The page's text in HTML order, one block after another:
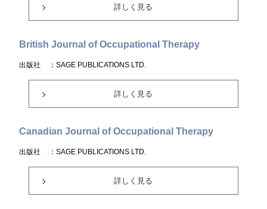
詳しく見る
British Journal of Occupational Therapy
出版社 ：SAGE PUBLICATIONS LTD.
詳しく見る
Canadian Journal of Occupational Therapy
出版社 ：SAGE PUBLICATIONS LTD.
詳しく見る